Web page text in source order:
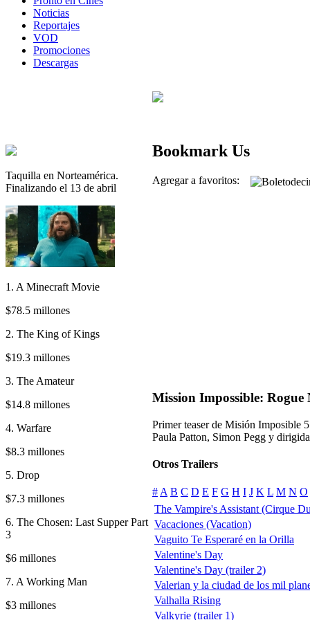
Noticias
Reportajes
VOD
Promociones
Descargas
Taquilla en Norteamérica.
Finalizando el 13 de abril
1. A Minecraft Movie
$78.5 millones
2. The King of Kings
$19.3 millones
3. The Amateur
$14.8 millones
4. Warfare
$8.3 millones
5. Drop
$7.3 millones
6. The Chosen: Last Supper Part
3
$6 millones
7. A Working Man
$3 millones
Bookmark Us
Agregar a favoritos:
Mission Impossible: Rogue
Primer teaser de Misión Imposible
Paula Patton, Simon Pegg y
Otros Trailers
# A B C D E F G H I J K L M N O
The Vampire's Assistant (Cirque
Vacaciones (Vacation)
Vaguito Te Esperaré en la Orilla
Valentine's Day
Valentine's Day (trailer 2)
Valerian y la ciudad de los mil
Valhalla Rising
Valkyrie (trailer 1)